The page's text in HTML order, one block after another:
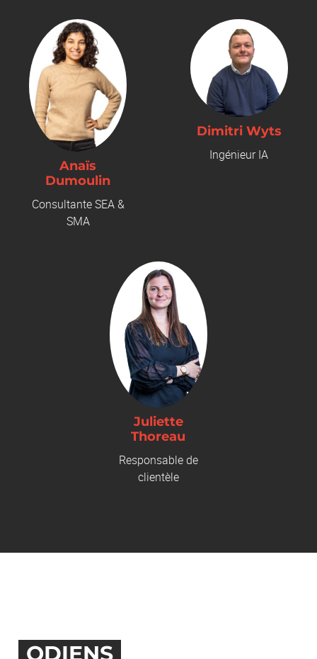
Anaïs
Dumoulin
Consultante SEA &
SMA
Dimitri Wyts
Ingénieur IA
Juliette
Thoreau
Responsable de
clientèle